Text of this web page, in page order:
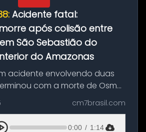
Acidente fatal:
após colisão entre
São Sebastião do
do Amazonas
acidente envolvendo duas
com a morte de Osmar
de 38 anos, no município
do Uatumã, no interior do
ocorreu n...
cm7brasil.com
0:00 / 1:14